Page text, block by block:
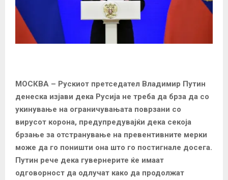
МОСКВА – Рускиот претседател Владимир Путин
денеска изјави дека Русија не треба да брза да со
укинување на ограничувањата поврзани со
вирусот корона, предупредувајќи дека секоја
брзање за отстранување на превентивните мерки
може да го поништи она што го постигнале досега.
Путин рече дека гувернерите ќе имаат
одговорност да одлучат како да продолжат